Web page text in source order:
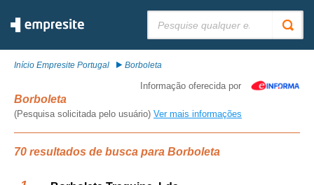
Início Empresite Portugal Borboleta
Informação oferecida por
Borboleta
(Pesquisa solicitada pelo usuário) Ver mais informações
70 resultados de busca para Borboleta